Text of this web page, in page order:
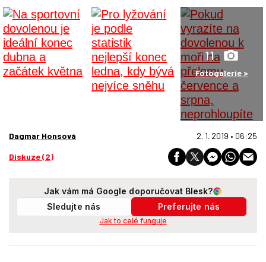
11
Fotogalerie >
Dagmar Honsová 2. 1. 2019 • 06:25
Diskuze (2)
Jak vám má Google doporučovat Blesk?
Sledujte nás
Preferujte nás
Jak to celé funguje